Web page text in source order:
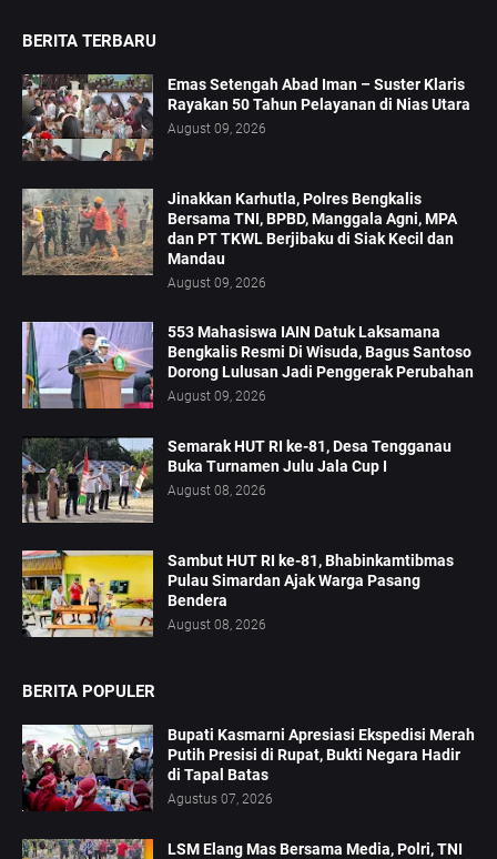
BERITA TERBARU
Emas Setengah Abad Iman – Suster Klaris
Rayakan 50 Tahun Pelayanan di Nias Utara
August 09, 2026
Jinakkan Karhutla, Polres Bengkalis
Bersama TNI, BPBD, Manggala Agni, MPA
dan PT TKWL Berjibaku di Siak Kecil dan
Mandau
August 09, 2026
553 Mahasiswa IAIN Datuk Laksamana
Bengkalis Resmi Di Wisuda, Bagus Santoso
Dorong Lulusan Jadi Penggerak Perubahan
August 09, 2026
Semarak HUT RI ke-81, Desa Tengganau
Buka Turnamen Julu Jala Cup I
August 08, 2026
Sambut HUT RI ke-81, Bhabinkamtibmas
Pulau Simardan Ajak Warga Pasang
Bendera
August 08, 2026
BERITA POPULER
Bupati Kasmarni Apresiasi Ekspedisi Merah
Putih Presisi di Rupat, Bukti Negara Hadir
di Tapal Batas
Agustus 07, 2026
LSM Elang Mas Bersama Media, Polri, TNI